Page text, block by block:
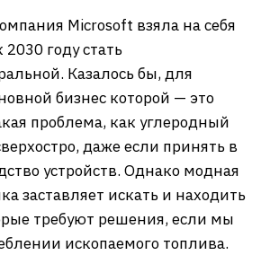
Microsoft взяла на себя
2030 году стать
Казалось бы, для
бизнес которой — это
проблема, как углеродный
даже если принять в
устройств. Однако модная
заставляет искать и находить
требуют решения, если мы
ископаемого топлива.